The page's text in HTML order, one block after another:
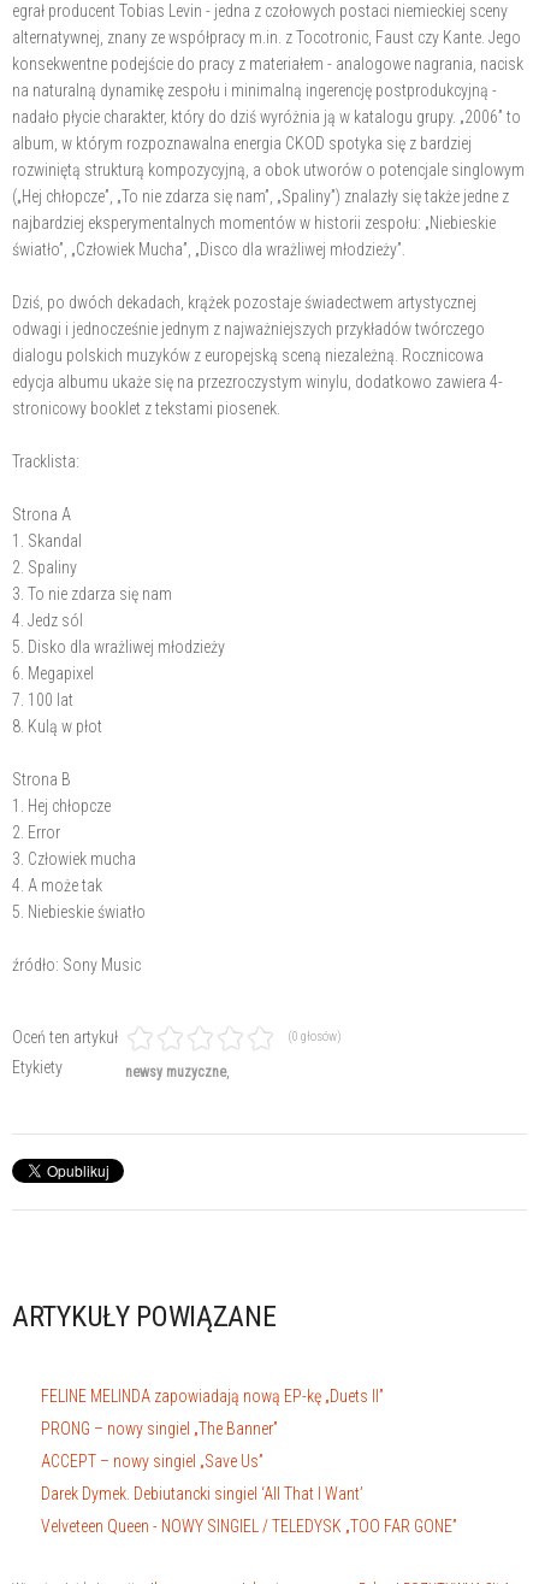
egrał producent Tobias Levin - jedna z czołowych postaci niemieckiej sceny
alternatywnej, znany ze współpracy m.in. z Tocotronic, Faust czy Kante. Jego
konsekwentne podejście do pracy z materiałem - analogowe nagrania, nacisk
na naturalną dynamikę zespołu i minimalną ingerencję postprodukcyjną -
nadało płycie charakter, który do dziś wyróżnia ją w katalogu grupy. „2006” to
album, w którym rozpoznawalna energia CKOD spotyka się z bardziej
rozwiniętą strukturą kompozycyjną, a obok utworów o potencjale singlowym
(„Hej chłopcze”, „To nie zdarza się nam”, „Spaliny”) znalazły się także jedne z
najbardziej eksperymentalnych momentów w historii zespołu: „Niebieskie
światło”, „Człowiek Mucha”, „Disco dla wrażliwej młodzieży”.
Dziś, po dwóch dekadach, krążek pozostaje świadectwem artystycznej
odwagi i jednocześnie jednym z najważniejszych przykładów twórczego
dialogu polskich muzyków z europejską sceną niezależną. Rocznicowa
edycja albumu ukaże się na przezroczystym winylu, dodatkowo zawiera 4-
stronicowy booklet z tekstami piosenek.
Tracklista:
Strona A
1. Skandal
2. Spaliny
3. To nie zdarza się nam
4. Jedz sól
5. Disko dla wrażliwej młodzieży
6. Megapixel
7. 100 lat
8. Kulą w płot
Strona B
1. Hej chłopcze
2. Error
3. Człowiek mucha
4. A może tak
5. Niebieskie światło
źródło: Sony Music
Oceń ten artykuł (0 głosów)
Etykiety newsy muzyczne
ARTYKUŁY POWIĄZANE
FELINE MELINDA zapowiadają nową EP-kę „Duets II”
PRONG – nowy singiel „The Banner”
ACCEPT – nowy singiel „Save Us”
Darek Dymek. Debiutancki singiel ‘All That I Want’
Velveteen Queen - NOWY SINGIEL / TELEDYSK „TOO FAR GONE”